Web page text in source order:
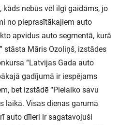
kāds nebūs vēl ilgi gaidāms, jo
no pieprasītākajiem auto
apvidus auto segmentā, kurā
stāsta Māris Ozoliņš, izstādes
“Latvijas Gada auto
gadījumā ir iespējams
bet izstādē “Pielaiko savu
laikā. Visas dienas garumā
auto dīleri ir sagatavojuši